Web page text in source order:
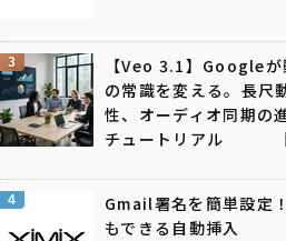
3
【Veo 3.1】Google
の常識を変える。長尺
性、オーディオ同期の
チュートリアル 【
4
Gmail署名を簡単設定
もできる自動挿入